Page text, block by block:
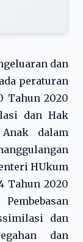
dan
peraturan
Tahun 2020
dan Hak
dalam
HUkum
Tahun 2020
dan
dan